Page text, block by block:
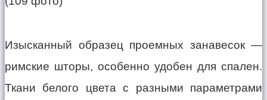
Изысканный образец проемных занавесок —
римские шторы, особенно удобен для спален.
Ткани белого цвета с разными параметрами